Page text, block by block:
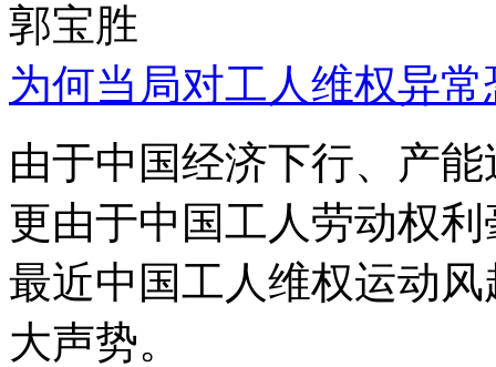
郭宝胜
为何当局对工人维权异
由于中国经济下行、产
更由于中国工人劳动权
最近中国工人维权运动
大声势。